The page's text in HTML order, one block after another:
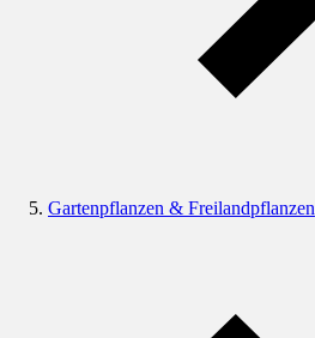
Gartenpflanzen & Freilandpflanzen